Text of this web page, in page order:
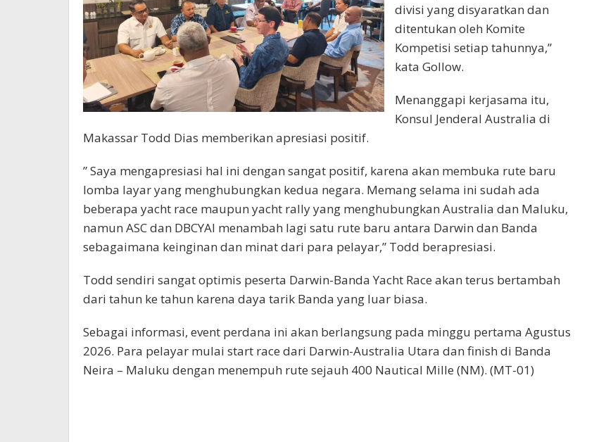
divisi yang disyaratkan dan
ditentukan oleh Komite
Kompetisi setiap tahunnya,”
kata Gollow.
Menanggapi kerjasama itu,
Konsul Jenderal Australia di
Makassar Todd Dias memberikan apresiasi positif.
” Saya mengapresiasi hal ini dengan sangat positif, karena akan membuka rute baru
lomba layar yang menghubungkan kedua negara. Memang selama ini sudah ada
beberapa yacht race maupun yacht rally yang menghubungkan Australia dan Maluku,
namun ASC dan DBCYAI menambah lagi satu rute baru antara Darwin dan Banda
sebagaimana keinginan dan minat dari para pelayar,” Todd berapresiasi.
Todd sendiri sangat optimis peserta Darwin-Banda Yacht Race akan terus bertambah
dari tahun ke tahun karena daya tarik Banda yang luar biasa.
Sebagai informasi, event perdana ini akan berlangsung pada minggu pertama Agustus
2026. Para pelayar mulai start race dari Darwin-Australia Utara dan finish di Banda
Neira – Maluku dengan menempuh rute sejauh 400 Nautical Mille (NM). (MT-01)